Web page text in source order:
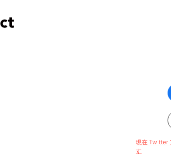
現在 Twitter
す